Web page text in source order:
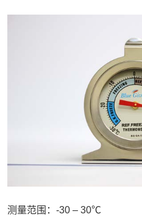
测量范围：-30 – 30℃